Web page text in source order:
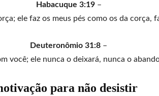
Habacuque 3:19–
ele faz os meus pés como os da corça,
Deuteronômio 31:8 –
você; ele nunca o deixará, nunca o
para não desistir